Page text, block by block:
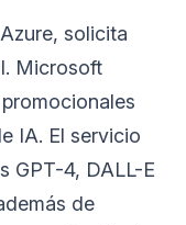
solicita
Microsoft
IA. El servicio
GPT-4, DALL-E
de